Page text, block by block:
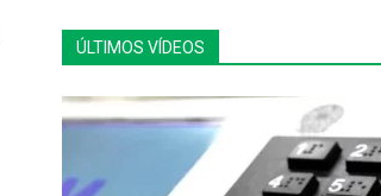
ÚLTIMOS VÍDEOS